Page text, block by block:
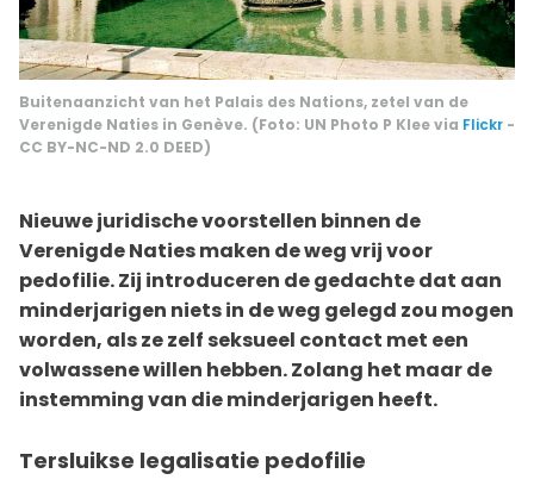
Buitenaanzicht van het Palais des Nations, zetel van de
Verenigde Naties in Genève. (Foto: UN Photo P Klee via Flickr -
CC BY-NC-ND 2.0 DEED)
Nieuwe juridische voorstellen binnen de
Verenigde Naties maken de weg vrij voor
pedofilie. Zij introduceren de gedachte dat aan
minderjarigen niets in de weg gelegd zou mogen
worden, als ze zelf seksueel contact met een
volwassene willen hebben. Zolang het maar de
instemming van die minderjarigen heeft.
Tersluikse legalisatie pedofilie